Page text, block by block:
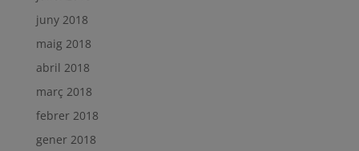
juny 2018
maig 2018
abril 2018
març 2018
febrer 2018
gener 2018